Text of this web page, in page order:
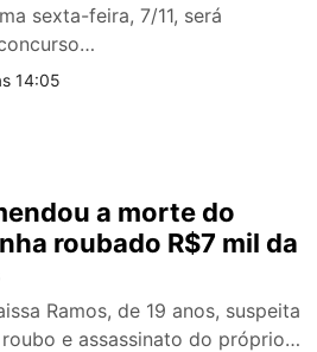
sexta-feira, 7/11, será
14:05
a morte do
roubado R$7 mil da
Ramos, de 19 anos, suspeita
e assassinato do próprio…